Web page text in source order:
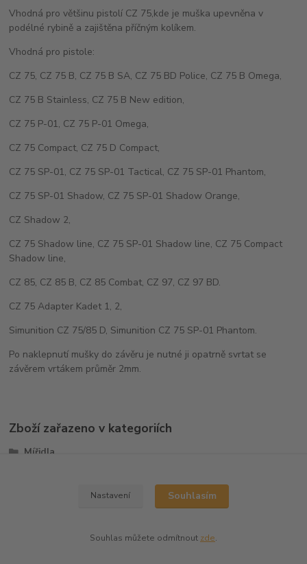
Vhodná pro většinu pistolí CZ 75,kde je muška upevněna v
podélné rybině a zajištěna příčným kolíkem.
Vhodná pro pistole:
CZ 75, CZ 75 B, CZ 75 B SA, CZ 75 BD Police, CZ 75 B Omega,
CZ 75 B Stainless, CZ 75 B New edition,
CZ 75 P-01, CZ 75 P-01 Omega,
CZ 75 Compact, CZ 75 D Compact,
CZ 75 SP-01, CZ 75 SP-01 Tactical, CZ 75 SP-01 Phantom,
CZ 75 SP-01 Shadow, CZ 75 SP-01 Shadow Orange,
CZ Shadow 2,
CZ 75 Shadow line, CZ 75 SP-01 Shadow line, CZ 75 Compact
Shadow line,
CZ 85, CZ 85 B, CZ 85 Combat, CZ 97, CZ 97 BD.
CZ 75 Adapter Kadet 1, 2,
Simunition CZ 75/85 D, Simunition CZ 75 SP-01 Phantom.
Po naklepnutí mušky do závěru je nutné ji opatrně svrtat se
závěrem vrtákem průměr 2mm.
Zboží zařazeno v kategoriích
Mířidla
Nastavení Souhlasím
Souhlas můžete odmítnout zde.